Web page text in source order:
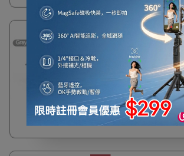
OFF
Naturehike 多
爐兩用 | 可拼
灰色圓管款)
$422